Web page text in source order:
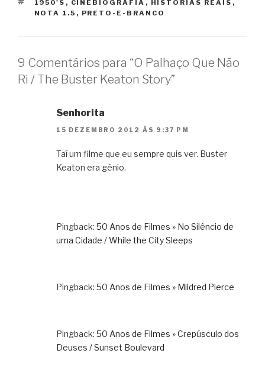
TAGS
1950'S , CINEBIOGRAFIA , HISTÓRIAS REAIS ,
NOTA 1.5 , PRETO-E-BRANCO
9 Comentários para “O Palhaço Que Não
Ri / The Buster Keaton Story”
Senhorita
15 DEZEMBRO 2012 ÀS 9:37 PM
Taí um filme que eu sempre quis ver. Buster
Keaton era gênio.
Pingback: 50 Anos de Filmes » No Silêncio de
uma Cidade / While the City Sleeps
Pingback: 50 Anos de Filmes » Mildred Pierce
Pingback: 50 Anos de Filmes » Crepúsculo dos
Deuses / Sunset Boulevard